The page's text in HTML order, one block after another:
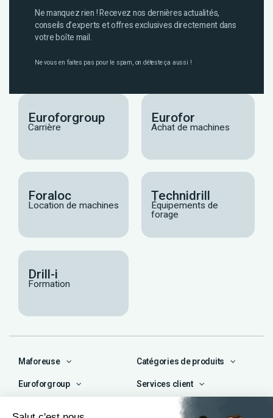
Ne manquez rien ! Recevez nos dernières actualités,
conseils d’experts et offres exclusives directement dans
votre boîte mail.
Ne vous en faites pas pour le spam, on déteste ça aussi !
Euroforgroup
Carrière
Eurofor
Achat de machines
Foraloc
Location de machines
Technidrill
Équipements de
forage
Drill-i
Formation
Maforeuse Catégories de produits
Euroforgroup Services client